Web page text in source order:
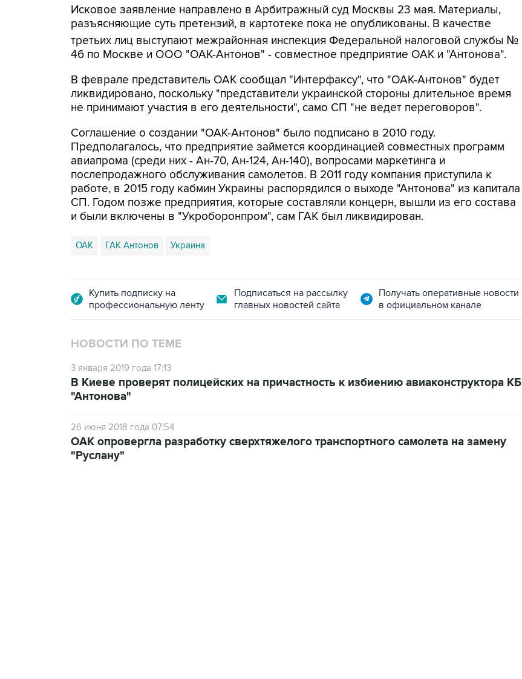
Исковое заявление направлено в Арбитражный суд Москвы 23 мая. Материалы,
разъясняющие суть претензий, в картотеке пока не опубликованы. В качестве
третьих лиц выступают межрайонная инспекция Федеральной налоговой службы №
46 по Москве и ООО "ОАК-Антонов" - совместное предприятие ОАК и "Антонова".
В феврале представитель ОАК сообщал "Интерфаксу", что "ОАК-Антонов" будет
ликвидировано, поскольку "представители украинской стороны длительное время
не принимают участия в его деятельности", само СП "не ведет переговоров".
Соглашение о создании "ОАК-Антонов" было подписано в 2010 году.
Предполагалось, что предприятие займется координацией совместных программ
авиапрома (среди них - Ан-70, Ан-124, Ан-140), вопросами маркетинга и
послепродажного обслуживания самолетов. В 2011 году компания приступила к
работе, в 2015 году кабмин Украины распорядился о выходе "Антонова" из капитала
СП. Годом позже предприятия, которые составляли концерн, вышли из его состава
и были включены в "Укроборонпром", сам ГАК был ликвидирован.
ОАК ГАК Антонов Украина
Купить подписку на
профессиональную ленту
Подписаться на рассылку
главных новостей сайта
Получать оперативные новости
в официальном канале
НОВОСТИ ПО ТЕМЕ
3 января 2019 года 17:13
В Киеве проверят полицейских на причастность к избиению авиаконструктора КБ
"Антонова"
26 июня 2018 года 07:54
ОАК опровергла разработку сверхтяжелого транспортного самолета на замену
"Руслану"